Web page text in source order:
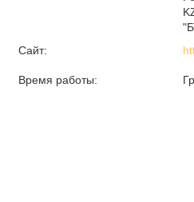
Сайт:
Время работы: